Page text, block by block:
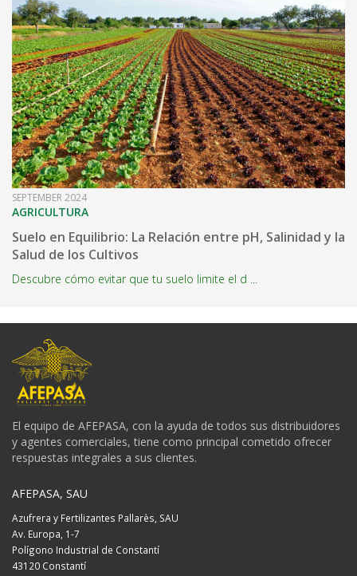
SEPTEMBER 2024
AGRICULTURA
Suelo en Equilibrio: La Relación entre pH, Salinidad y la
Salud de los Cultivos
Descubre cómo evitar que tu suelo limite el d ...
El equipo de AFEPASA, con la ayuda de todos sus distribuidores
y agentes comerciales, tiene como principal cometido ofrecer
respuestas integrales a sus clientes.
AFEPASA, SAU
Azufrera y Fertilizantes Pallarès, SAU
Av. Europa, 1-7
Polígono Industrial de Constantí
43120 Constantí